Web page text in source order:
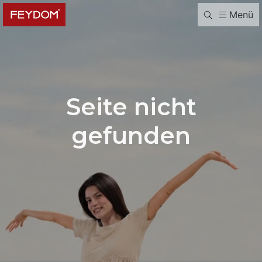
Menü
Seite nicht
gefunden